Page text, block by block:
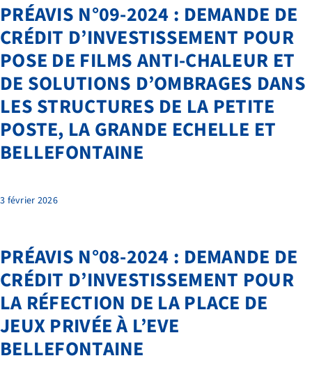
CONTACT
QUI SOMMES-NOUS
BIBLIOTHÈQUE
RECRUTEMENT
PRÉAVIS N°09-2024 : DEMANDE DE
CRÉDIT D’INVESTISSEMENT POUR
POSE DE FILMS ANTI-CHALEUR ET
DE SOLUTIONS D’OMBRAGES DANS
LES STRUCTURES DE LA PETITE
POSTE, LA GRANDE ECHELLE ET
BELLEFONTAINE
3 février 2026
PRÉAVIS N°08-2024 : DEMANDE DE
CRÉDIT D’INVESTISSEMENT POUR
LA RÉFECTION DE LA PLACE DE
JEUX PRIVÉE À L’EVE
BELLEFONTAINE